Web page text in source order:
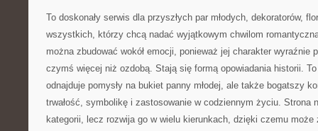
To doskonały serwis dla przyszłych par młodych, dekoratorów,
wszystkich, którzy chcą nadać wyjątkowym chwilom
można zbudować wokół emocji, ponieważ jej charakter wyraźnie
czymś więcej niż ozdobą. Stają się formą opowiadania historii.
odnajduje pomysły na bukiet panny młodej, ale także bogatszy
trwałość, symbolikę i zastosowanie w codziennym życiu. Strona
kategorii, lecz rozwija go w wielu kierunkach, dzięki czemu może